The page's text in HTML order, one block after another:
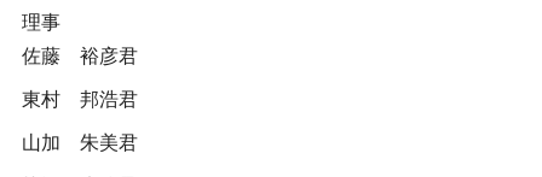
理事
佐藤 裕彦君
東村 邦浩君
山加 朱美君